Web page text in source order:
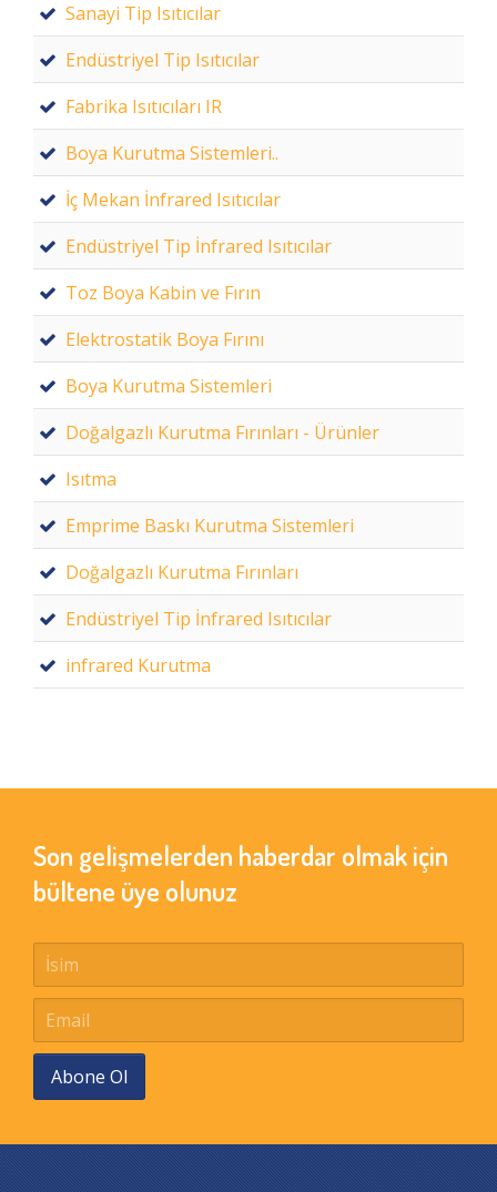
Sanayi Tip Isıtıcılar
Endüstriyel Tip Isıtıcılar
Fabrika Isıtıcıları IR
Boya Kurutma Sistemleri..
İç Mekan İnfrared Isıtıcılar
Endüstriyel Tip İnfrared Isıtıcılar
Toz Boya Kabin ve Fırın
Elektrostatik Boya Fırını
Boya Kurutma Sistemleri
Doğalgazlı Kurutma Fırınları - Ürünler
Isıtma
Emprime Baskı Kurutma Sistemleri
Doğalgazlı Kurutma Fırınları
Endüstriyel Tip İnfrared Isıtıcılar
infrared Kurutma
Son gelişmelerden haberdar olmak için
bültene üye olunuz
Abone Ol